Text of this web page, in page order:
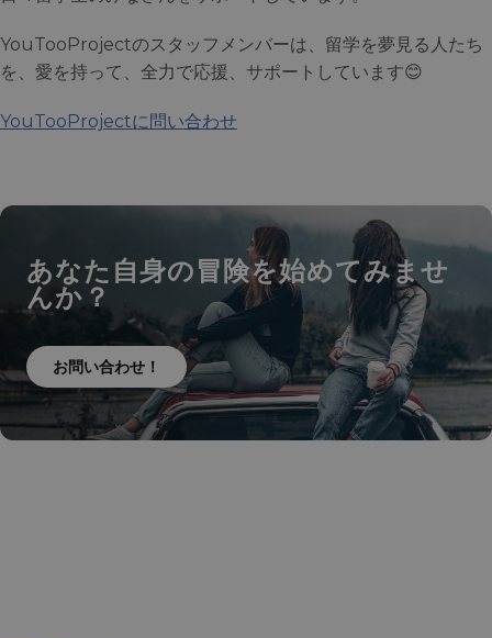
YouTooProjectのスタッフメンバーは、留学を夢見る人たち
を、愛を持って、全力で応援、サポートしています😊
YouTooProjectに問い合わせ
あなた自身の冒険を始めてみませ
んか？
お問い合わせ！